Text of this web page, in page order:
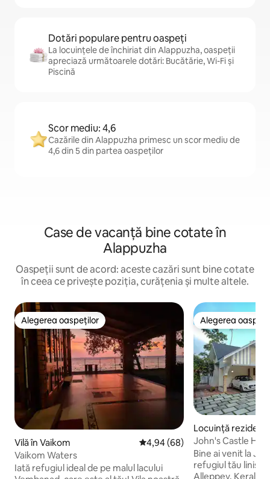
Dotări populare pentru oaspeți
La locuințele de închiriat din Alappuzha, oaspeții
apreciază următoarele dotări: Bucătărie, Wi-Fi și
Piscină
Scor mediu: 4,6
Cazările din Alappuzha primesc un scor mediu de
4,6 din 5 din partea oaspeților
Case de vacanță bine cotate în
Alappuzha
Oaspeții sunt de acord: aceste cazări sunt bine cotate
în ceea ce privește poziția, curățenia și multe altele.
Alegerea oaspeților
Alegerea oaspeților
Vilă în Vaikom Scor mediu de 4,94 din 5, 68
4,94 (68)
Vaikom Waters
Iată refugiul ideal de pe malul lacului
Alegerea
Alegerea
Locuință
puzha
John's Castle
Bine ai venit la
refugiul tău liniștit
Alleppey, Kerala.